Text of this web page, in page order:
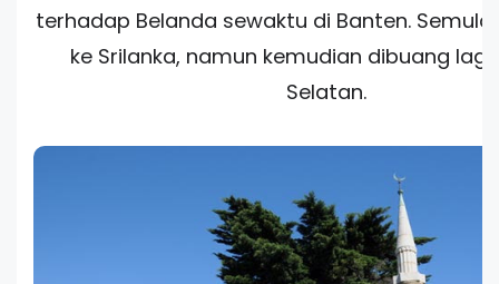
terhadap Belanda sewaktu di Banten.
ke Srilanka, namun kemudian dibuang lagi
Selatan.